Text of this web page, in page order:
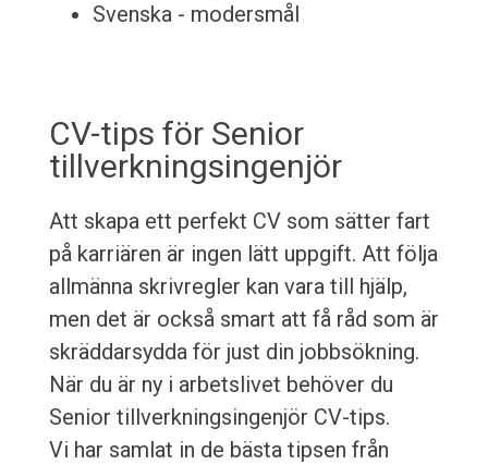
Svenska - modersmål
CV-tips för Senior
tillverkningsingenjör
Att skapa ett perfekt CV som sätter fart
på karriären är ingen lätt uppgift. Att följa
allmänna skrivregler kan vara till hjälp,
men det är också smart att få råd som är
skräddarsydda för just din jobbsökning.
När du är ny i arbetslivet behöver du
Senior tillverkningsingenjör CV-tips.
Vi har samlat in de bästa tipsen från